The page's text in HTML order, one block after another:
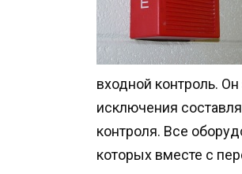
входной контроль.
исключения
контроля. Все
которых вместе с